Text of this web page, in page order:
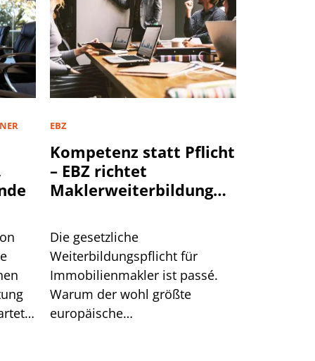
EBZ
Kompetenz statt Pflicht
– EBZ richtet
Maklerweiterbildung
Die gesetzliche
Weiterbildungspflicht für
Immobilienmakler ist passé.
Warum der wohl größte
europäische